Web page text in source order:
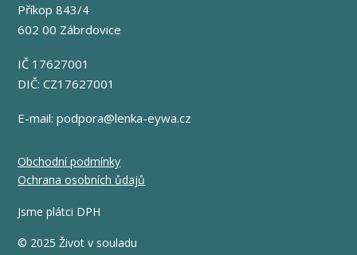
Příkop 843/4
602 00 Zábrdovice
IČ 17627001
DIČ: CZ17627001
E-mail:podpora@lenka-eywa.cz
Obchodní podmínky
Ochrana osobních ůdajů
Jsme plátci DPH
© 2025 Život v souladu